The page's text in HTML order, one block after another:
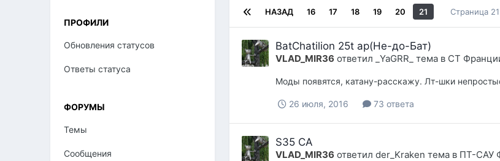
ПРОФИЛИ
Обновления статусов
Ответы статуса
ФОРУМЫ
Темы
Сообщения
НАЗАД 16 17 18 19 20 21 Страница
BatChatilion 25t ap(Не-до-Бат)
VLAD_MIR36 ответил _YaGRR_ тема в СТ
Моды появятся, катану-расскажу. Лт-шки
26 июля, 2016 73 ответа
S35 CA
VLAD_MIR36 ответилder_Kraken тема в ПТ-САУ